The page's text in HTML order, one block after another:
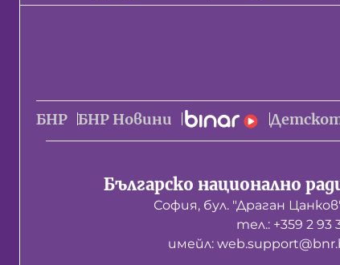
БНР БНР Новини
Българско национално
София, бул. "Драган
тел.: +359 2 93
имейл: